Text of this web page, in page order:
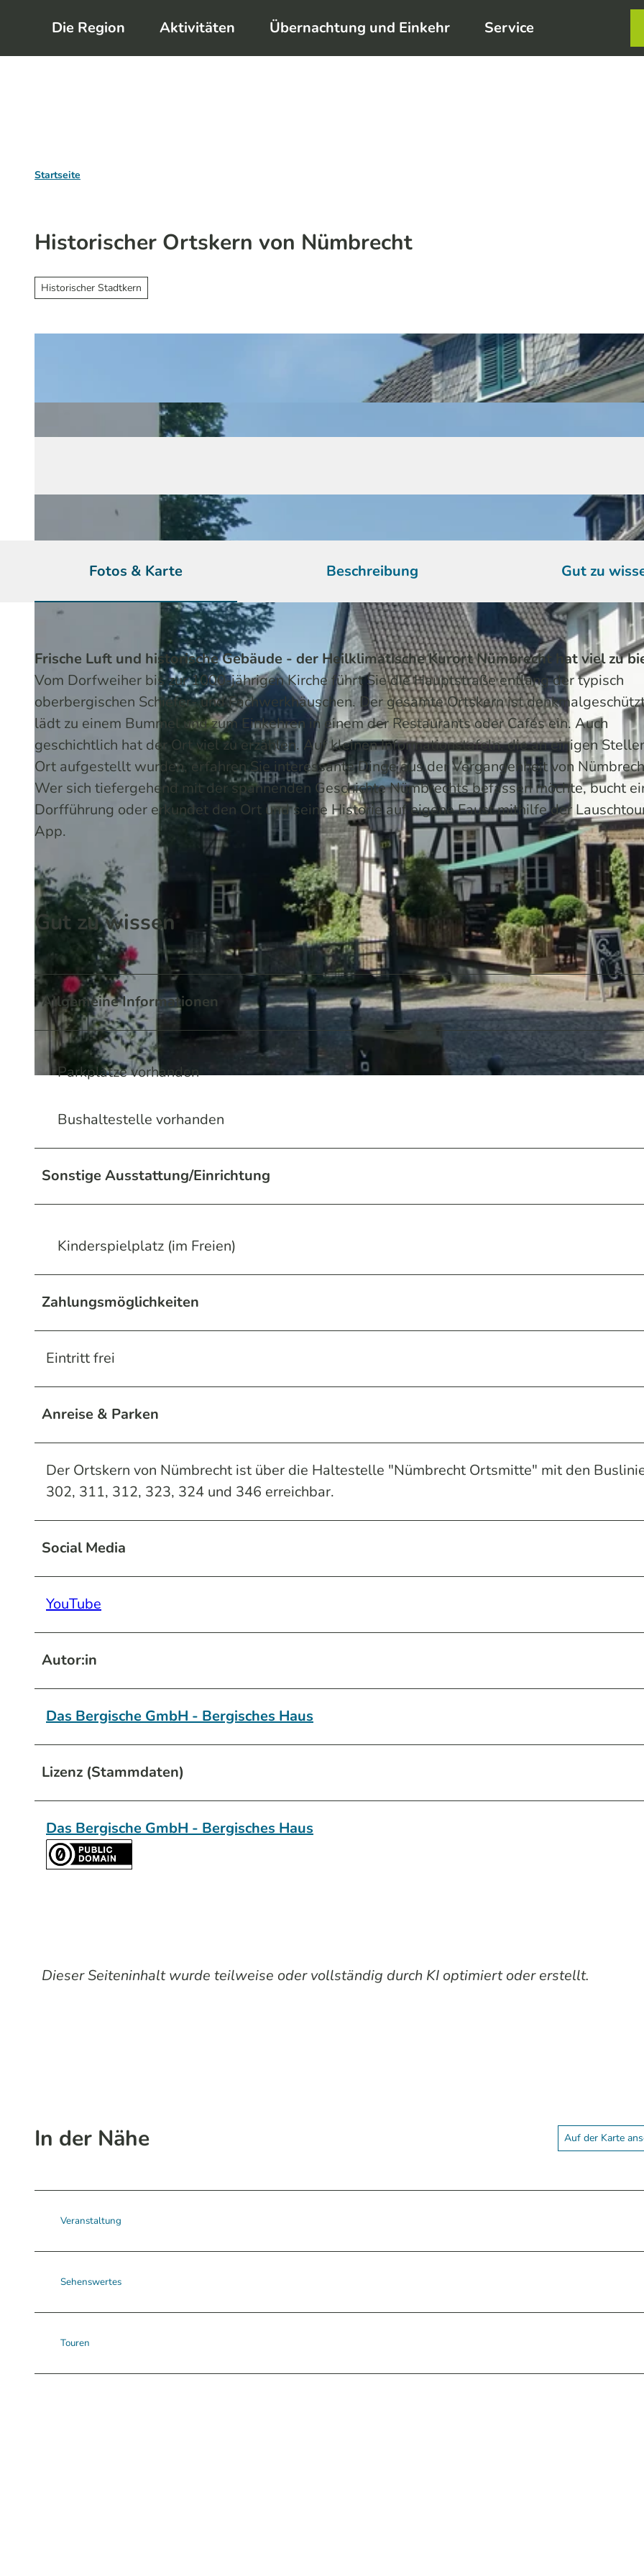
m
Die Region Aktivitäten Übernachtung und Einkehr Service
Startseite
Historischer Ortskern von Nümbrecht
Historischer Stadtkern
© Sabine Dohrmann / Das Bergische | KI-optimiert |
© Sabine Dohrmann / Das Bergische | KI-optimiert |
Fotos & Karte Beschreibung Gut zu
Frische Luft und historische Gebäude - der Heilklimatische Kurort Nümbrecht hat viel zu
Vom Dorfweiher bis zur 1000-jährigen Kirche führt Sie die Hauptstraße entlang der typisch
oberbergischen Schiefer- und Fachwerkhäuschen. Der gesamte Ortskern ist
lädt zu einem Bummel und zum Einkehren in einem der Restaurants oder Cafés ein. Auch
geschichtlich hat der Ort viel zu erzählen. Auf kleinen Informationstafeln, die an einigen
Ort aufgestellt wurden, erfahren Sie interessante Dinge aus der Vergangenheit von
Wer sich tiefergehend mit der spannenden Geschichte Nümbrechts befassen möchte, bucht
Dorfführung oder erkundet den Ort und seine Historie auf eigene Faust mithilfe der
App.
Gut zu wissen
Allgemeine Informationen
Parkplätze vorhanden
Bushaltestelle vorhanden
Sonstige Ausstattung/Einrichtung
Kinderspielplatz (im Freien)
Zahlungsmöglichkeiten
Eintritt frei
Anreise & Parken
Der Ortskern von Nümbrecht ist über die Haltestelle "Nümbrecht Ortsmitte" mit den
302, 311, 312, 323, 324 und 346 erreichbar.
Social Media
YouTube
Autor:in
Das Bergische GmbH - Bergisches Haus
Lizenz (Stammdaten)
Das Bergische GmbH - Bergisches Haus
Dieser Seiteninhalt wurde teilweise oder vollständig durch KI optimiert oder erstellt.
In der Nähe Auf der Karte
Veranstaltung
Sehenswertes
Touren